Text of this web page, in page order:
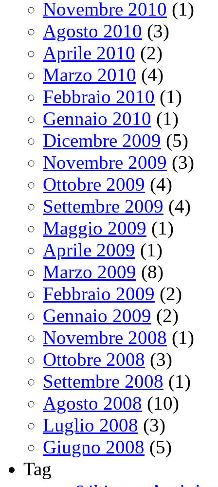
Novembre 2010 (1)
Agosto 2010 (3)
Aprile 2010 (2)
Marzo 2010 (4)
Febbraio 2010 (1)
Gennaio 2010 (1)
Dicembre 2009 (5)
Novembre 2009 (3)
Ottobre 2009 (4)
Settembre 2009 (4)
Maggio 2009 (1)
Aprile 2009 (1)
Marzo 2009 (8)
Febbraio 2009 (2)
Gennaio 2009 (2)
Novembre 2008 (1)
Ottobre 2008 (3)
Settembre 2008 (1)
Agosto 2008 (10)
Luglio 2008 (3)
Giugno 2008 (5)
Tag